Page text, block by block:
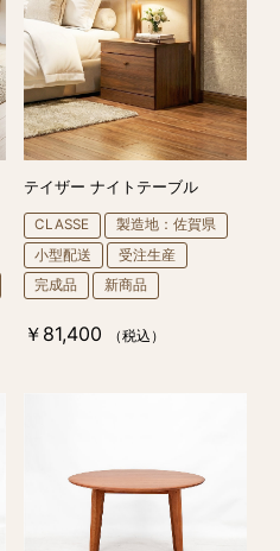
テイザー ナイトテーブル
CLASSE
製造地：佐賀県
小型配送
受注生産
完成品
新商品
￥81,400 （税込）